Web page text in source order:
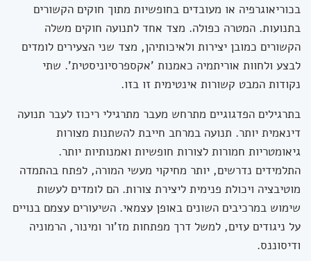
בכוריאוגרפיה או מעובדים בחופשיות מתוך חוקים הקשורים
בתנועות. המטרה כפולה. מצד אחד לתנועה חוקים משלה
הקשורים כמובן יצירות ולאיכותיהן, מצד שני הצעירים לומדים
לבצע ולחוות אוריתמיה כאמנות 'אקספרסיוניסטית'. שתי
נקודות המבט קשורות אינטימית זו בזו.
בתרגילים הפדגוגיים מתרחש מעבר מתרגילי ריכוז לעבר תנועה
דינאמית יותר. תנועה במרחב חייבת להשתנות מצורות
גיאומטריות חמורות לצורות חופשיות ואמנותיות יותר.
התלמידים נדרשים, יותר מחיקוי מעשי המורה, לפתח בהתמדה
מוטיבציה ויכולת פנימית ליצירת צורות. הם לומדים לעשות
שימוש במרכיבים השונים באופן עצמאי. השיעורים עצמם בנויים
על ניגודים עזים, למשל דרך מפתחות מז'ור ומינור, הרמוניה
ודיסוננס.